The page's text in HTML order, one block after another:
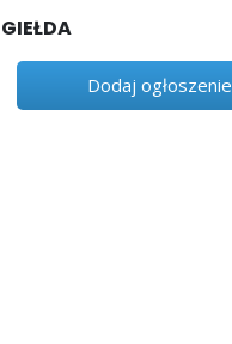
GIEŁDA
Dodaj ogłoszenie